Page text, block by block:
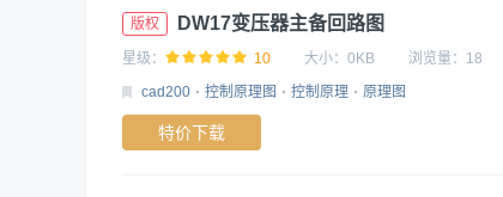
版权 DW17变压器主备回路图
星级： 10 大小： 0KB 浏览量： 18
cad200
控制原理图 控制原理 原理图
特价下载